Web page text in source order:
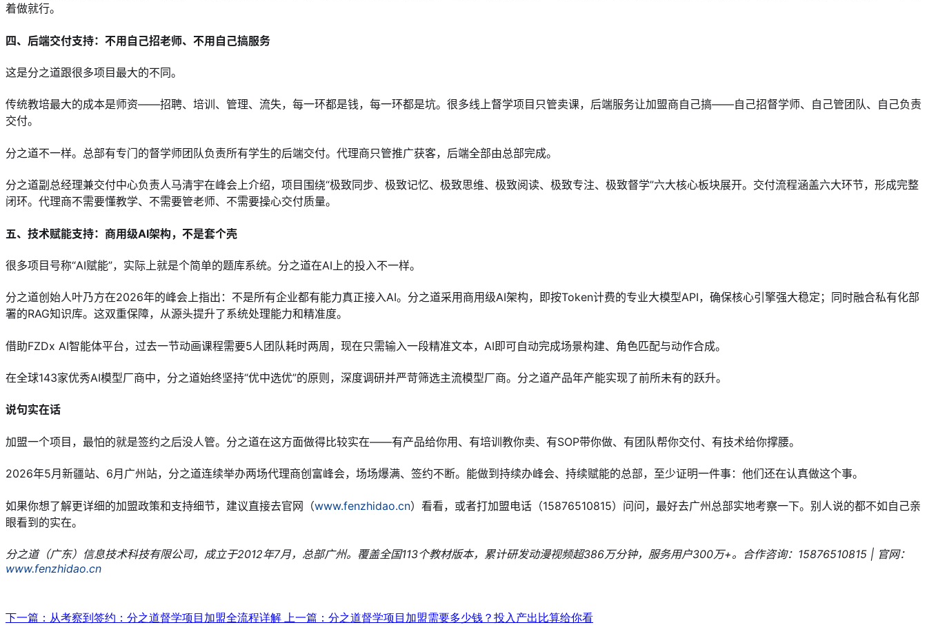
着做就行。
四、后端交付支持：不用自己招老师、不用自己搞服务
这是分之道跟很多项目最大的不同。
传统教培最大的成本是师资——招聘、培训、管理、流失，每一环都是钱，每一环都是坑。很多线上督学项目只管卖课，后端服务让加盟商自己搞——自己招督学师、自己管团队、自己负责
交付。
分之道不一样。总部有专门的督学师团队负责所有学生的后端交付。代理商只管推广获客，后端全部由总部完成。
分之道副总经理兼交付中心负责人马清宇在峰会上介绍，项目围绕“极致同步、极致记忆、极致思维、极致阅读、极致专注、极致督学”六大核心板块展开。交付流程涵盖六大环节，形成完整
闭环。代理商不需要懂教学、不需要管老师、不需要操心交付质量。
五、技术赋能支持：商用级AI架构，不是套个壳
很多项目号称“AI赋能”，实际上就是个简单的题库系统。分之道在AI上的投入不一样。
分之道创始人叶乃方在2026年的峰会上指出：不是所有企业都有能力真正接入AI。分之道采用商用级AI架构，即按Token计费的专业大模型API，确保核心引擎强大稳定；同时融合私有化部
署的RAG知识库。这双重保障，从源头提升了系统处理能力和精准度。
借助FZDx AI智能体平台，过去一节动画课程需要5人团队耗时两周，现在只需输入一段精准文本，AI即可自动完成场景构建、角色匹配与动作合成。
在全球143家优秀AI模型厂商中，分之道始终坚持“优中选优”的原则，深度调研并严苛筛选主流模型厂商。分之道产品年产能实现了前所未有的跃升。
说句实在话
加盟一个项目，最怕的就是签约之后没人管。分之道在这方面做得比较实在——有产品给你用、有培训教你卖、有SOP带你做、有团队帮你交付、有技术给你撑腰。
2026年5月新疆站、6月广州站，分之道连续举办两场代理商创富峰会，场场爆满、签约不断。能做到持续办峰会、持续赋能的总部，至少证明一件事：他们还在认真做这个事。
如果你想了解更详细的加盟政策和支持细节，建议直接去官网（www.fenzhidao.cn）看看，或者打加盟电话（15876510815）问问，最好去广州总部实地考察一下。别人说的都不如自己亲
眼看到的实在。
分之道（广东）信息技术科技有限公司，成立于2012年7月，总部广州。覆盖全国113个教材版本，累计研发动漫视频超386万分钟，服务用户300万+。合作咨询：15876510815 | 官网：
www.fenzhidao.cn
下一篇：从考察到签约：分之道督学项目加盟全流程详解 上一篇：分之道督学项目加盟需要多少钱？投入产出比算给你看